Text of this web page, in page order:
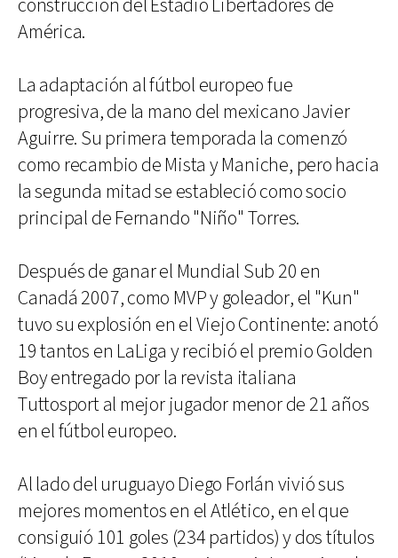
construcción del Estadio Libertadores de
América.
La adaptación al fútbol europeo fue
progresiva, de la mano del mexicano Javier
Aguirre. Su primera temporada la comenzó
como recambio de Mista y Maniche, pero hacia
la segunda mitad se estableció como socio
principal de Fernando "Niño" Torres.
Después de ganar el Mundial Sub 20 en
Canadá 2007, como MVP y goleador, el "Kun"
tuvo su explosión en el Viejo Continente: anotó
19 tantos en LaLiga y recibió el premio Golden
Boy entregado por la revista italiana
Tuttosport al mejor jugador menor de 21 años
en el fútbol europeo.
Al lado del uruguayo Diego Forlán vivió sus
mejores momentos en el Atlético, en el que
consiguió 101 goles (234 partidos) y dos títulos